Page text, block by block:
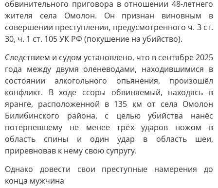
обвинительного приговора в отношении 48-летнего
жителя села Омолон. Он признан виновным в
совершении преступления, предусмотренного ч. 3 ст.
30, ч. 1 ст. 105 УК РФ (покушение на убийство).
Следствием и судом установлено, что в сентябре 2025
года между двумя оленеводами, находившимися в
состоянии алкогольного опьянения, произошёл
конфликт. В ходе ссоры обвиняемый, находясь в
яранге, расположенной в 135 км от села Омолон
Билибинского района, с целью убийства нанёс
потерпевшему не менее трёх ударов ножом в
область спины и один удар в область шеи,
приревновав к нему свою супругу.
Однако довести свои преступные намерения до
конца мужчина